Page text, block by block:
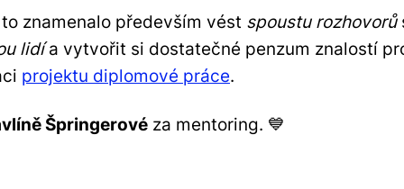
znamenalo především vést spoustu rozhovorů
lidía vytvořit si dostatečné penzum znalostí
projektu diplomové práce.
Špringerové za mentoring. 💙